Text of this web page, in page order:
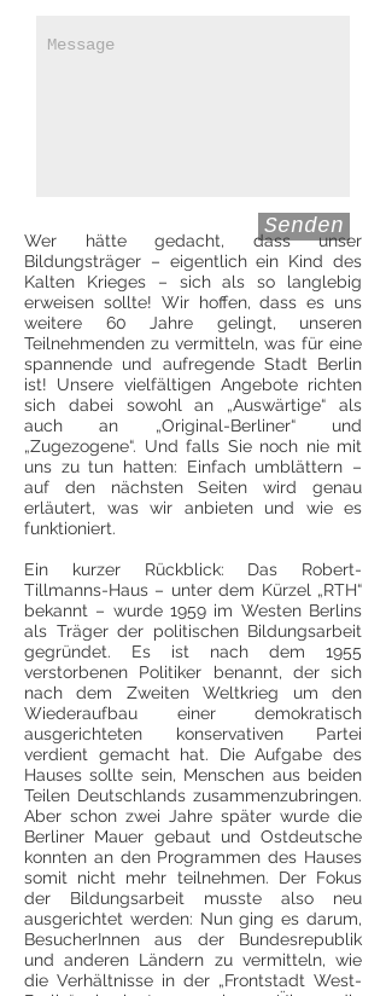
Senden
Wer hätte gedacht, dass unser
Bildungsträger – eigentlich ein Kind des
Kalten Krieges – sich als so langlebig
erweisen sollte! Wir hoffen, dass es uns
weitere 60 Jahre gelingt, unseren
Teilnehmenden zu vermitteln, was für eine
spannende und aufregende Stadt Berlin
ist! Unsere vielfältigen Angebote richten
sich dabei sowohl an „Auswärtige“ als
auch an „Original-Berliner“ und
„Zugezogene“. Und falls Sie noch nie mit
uns zu tun hatten: Einfach umblättern –
auf den nächsten Seiten wird genau
erläutert, was wir anbieten und wie es
funktioniert.
Ein kurzer Rückblick: Das Robert-
Tillmanns-Haus – unter dem Kürzel „RTH“
bekannt – wurde 1959 im Westen Berlins
als Träger der politischen Bildungsarbeit
gegründet. Es ist nach dem 1955
verstorbenen Politiker benannt, der sich
nach dem Zweiten Weltkrieg um den
Wiederaufbau einer demokratisch
ausgerichteten konservativen Partei
verdient gemacht hat. Die Aufgabe des
Hauses sollte sein, Menschen aus beiden
Teilen Deutschlands zusammenzubringen.
Aber schon zwei Jahre später wurde die
Berliner Mauer gebaut und Ostdeutsche
konnten an den Programmen des Hauses
somit nicht mehr teilnehmen. Der Fokus
der Bildungsarbeit musste also neu
ausgerichtet werden: Nun ging es darum,
BesucherInnen aus der Bundesrepublik
und anderen Ländern zu vermitteln, wie
die Verhältnisse in der „Frontstadt West-